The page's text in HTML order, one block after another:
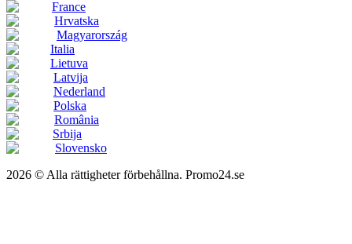
France
Hrvatska
Magyarország
Italia
Lietuva
Latvija
Nederland
Polska
România
Srbija
Slovensko
2026 © Alla rättigheter förbehållna. Promo24.se